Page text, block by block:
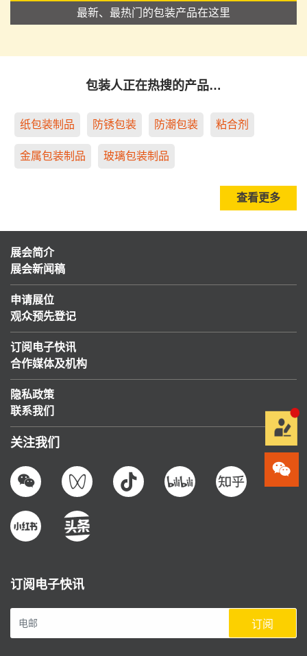
最新、最热门的包装产品在这里
包装人正在热搜的产品…
纸包装制品 防锈包装 防潮包装 粘合剂
金属包装制品 玻璃包装制品
查看更多
展会简介
展会新闻稿
申请展位
观众预先登记
订阅电子快讯
合作媒体及机构
隐私政策
联系我们
关注我们
订阅电子快讯
订阅